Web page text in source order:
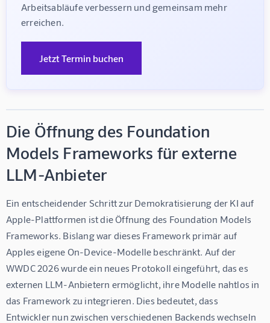
Arbeitsabläufe verbessern und gemeinsam mehr
erreichen.
Jetzt Termin buchen
Die Öffnung des Foundation
Models Frameworks für externe
LLM-Anbieter
Ein entscheidender Schritt zur Demokratisierung der KI auf
Apple-Plattformen ist die Öffnung des Foundation Models
Frameworks. Bislang war dieses Framework primär auf
Apples eigene On-Device-Modelle beschränkt. Auf der
WWDC 2026 wurde ein neues Protokoll eingeführt, das es
externen LLM-Anbietern ermöglicht, ihre Modelle nahtlos in
das Framework zu integrieren. Dies bedeutet, dass
Entwickler nun zwischen verschiedenen Backends wechseln